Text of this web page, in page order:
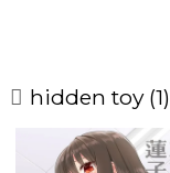
hidden toy (1)